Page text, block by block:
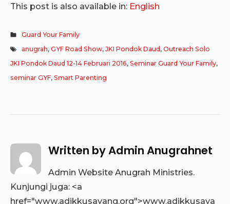
This post is also available in: English
Guard Your Family
anugrah,GYF Road Show,JKI Pondok Daud ,Outreach Solo
JKI Pondok Daud 12-14 Februari 2016, Seminar Guard Your Family,
seminar GYF, Smart Parenting
Written byAdmin Anugrahnet
Admin Website Anugrah Ministries.
Kunjungi juga: <a
href="www.adikkusayang.org">www.adikkusaya